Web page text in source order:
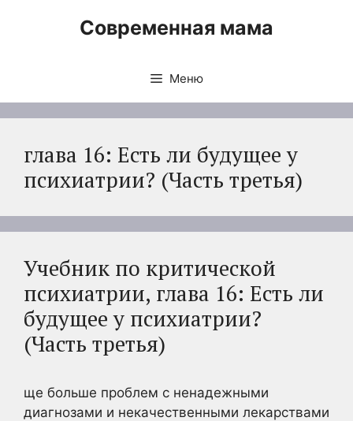
Современная мама
Меню
глава 16: Есть ли будущее у
психиатрии? (Часть третья)
Учебник по критической
психиатрии, глава 16: Есть ли
будущее у психиатрии?
(Часть третья)
ще больше проблем с ненадежными
диагнозами и некачественными лекарствами